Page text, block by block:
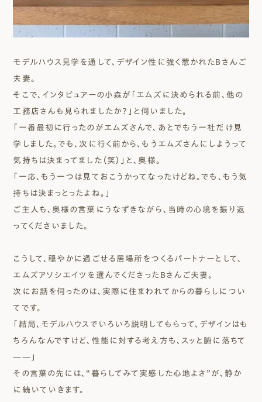
モデルハウス見学を通して、デザイン性に強く惹かれたBさんご
夫妻。
そこで、インタビュアーの小森が「エムズに決められる前、他の
工務店さんも見られましたか？」と伺いました。
「一番最初に行ったのがエムズさんで、あとでもう一社だけ見
学しました。でも、次に行く前から、もうエムズさんにしようって
気持ちは決まってました（笑）」と、奥様。
「一応、もう一つは見ておこうかってなったけどね。でも、もう気
持ちは決まっとったよね。」
ご主人も、奥様の言葉にうなずきながら、当時の心境を振り返
ってくださいました。
こうして、穏やかに過ごせる居場所をつくるパートナーとして、
エムズアソシエイツを選んでくださったBさんご夫妻。
次にお話を伺ったのは、実際に住まわれてからの暮らしについ
てです。
「結局、モデルハウスでいろいろ説明してもらって、デザインはも
ちろんなんですけど、性能に対する考え方も、スッと腑に落ちて
——」
その言葉の先には、“暮らしてみて実感した心地よさ”が、静か
に続いていきます。